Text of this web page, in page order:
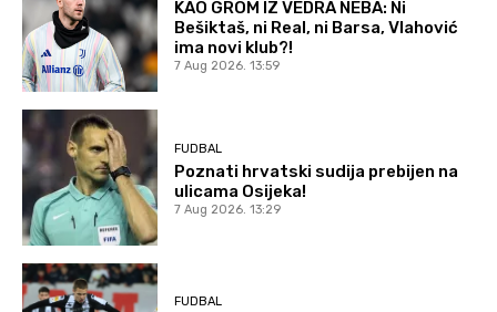
KAO GROM IZ VEDRA NEBA: Ni
Bešiktaš, ni Real, ni Barsa, Vlahović
ima novi klub?!
7 Aug 2026. 13:59
FUDBAL
Poznati hrvatski sudija prebijen na
ulicama Osijeka!
7 Aug 2026. 13:29
FUDBAL